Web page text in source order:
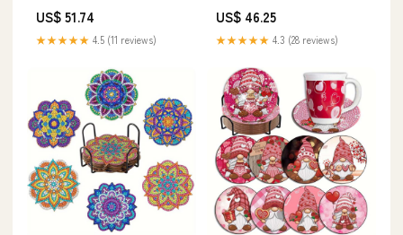
US$ 51.74
★★★★★ 4.5 (11 reviews)
US$ 46.25
★★★★★ 4.3 (28 reviews)